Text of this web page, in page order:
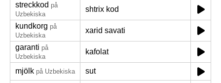
streckkod på
Uzbekiska
shtrix kod
kundkorg på
Uzbekiska
xarid savati
garanti på
Uzbekiska
kafolat
mjölk på Uzbekiska sut